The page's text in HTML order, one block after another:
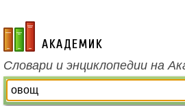
academic.ru
Словари и энциклопедии на